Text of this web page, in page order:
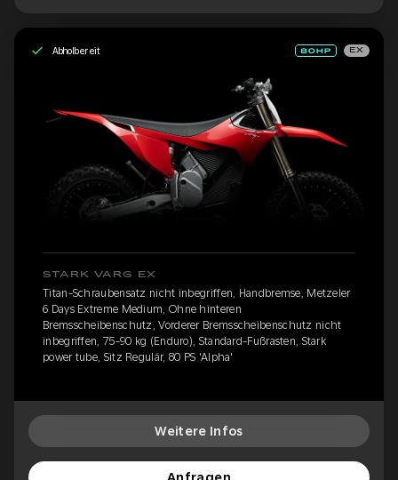
Abholbereit EX
STARK VARG EX
Titan-Schraubensatz nicht inbegriffen, Handbremse, Metzeler
6 Days Extreme Medium, Ohne hinteren
Bremsscheibenschutz, Vorderer Bremsscheibenschutz nicht
inbegriffen, 75-90 kg (Enduro), Standard-Fußrasten, Stark
power tube, Sitz Regulär, 80 PS 'Alpha'
Weitere Infos